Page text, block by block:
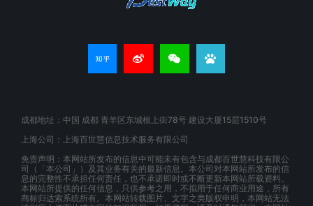
成都地址：中国 成都 青羊区东城根上街78号 建设大厦15层1510号
上海公司：上海百世慧信息技术服务有限公司
免责声明：本网站所发布的信息中可能未有包含与成都百世慧科技有限公
司（「本公司」）及其业务有关的最新信息。本公司对本网站所发布的信
息的完整性不承担任何责任，也不承诺即时或不断更新本网站所载资料。
本网站所提供的任何信息，只供参考之用，不拟用于任何商业用途，所有
商标归达索系统所有。本网站转载图片、文字之类版权申明，本网站无法